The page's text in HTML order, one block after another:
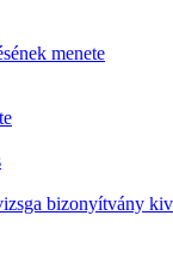
menete
bizonyítvány